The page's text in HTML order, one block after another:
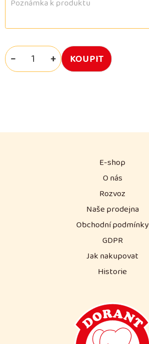
− +
E-shop
O nás
Rozvoz
Naše prodejna
Obchodní podmínky
GDPR
Jak nakupovat
Historie